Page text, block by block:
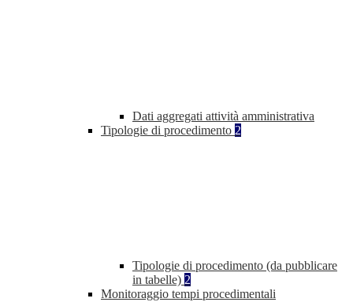
Dati aggregati attività amministrativa
Tipologie di procedimento 2
Tipologie di procedimento (da pubblicare
in tabelle) 2
Monitoraggio tempi procedimentali